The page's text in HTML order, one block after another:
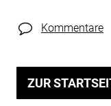
Kommentare
ZUR